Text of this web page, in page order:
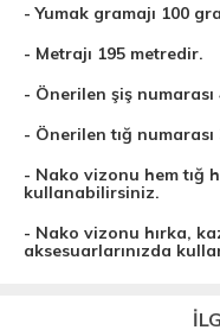
- Yumak gramajı 100
- Metrajı 195 metredir.
- Önerilen şiş numarası
- Önerilen tığ numarası
- Nako vizonu hem tığ
kullanabilirsiniz.
- Nako vizonu hırka,
aksesuarlarınızda